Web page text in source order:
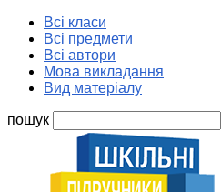
Всі класи
Всі предмети
Всі автори
Мова викладання
Вид матеріалу
пошук